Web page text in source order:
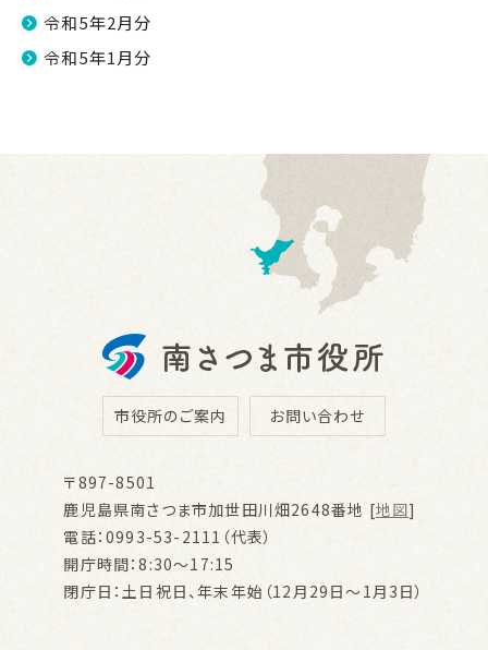
令和5年2月分
令和5年1月分
市役所のご案内 お問い合わせ
〒897-8501
鹿児島県南さつま市加世田川畑2648番地 [地図]
電話：0993-53-2111（代表）
開庁時間：8:30～17:15
閉庁日：土日祝日、年末年始（12月29日～1月3日）